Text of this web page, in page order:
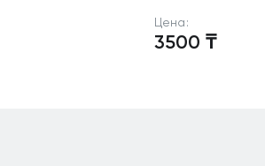
Цена:
3500 ₸